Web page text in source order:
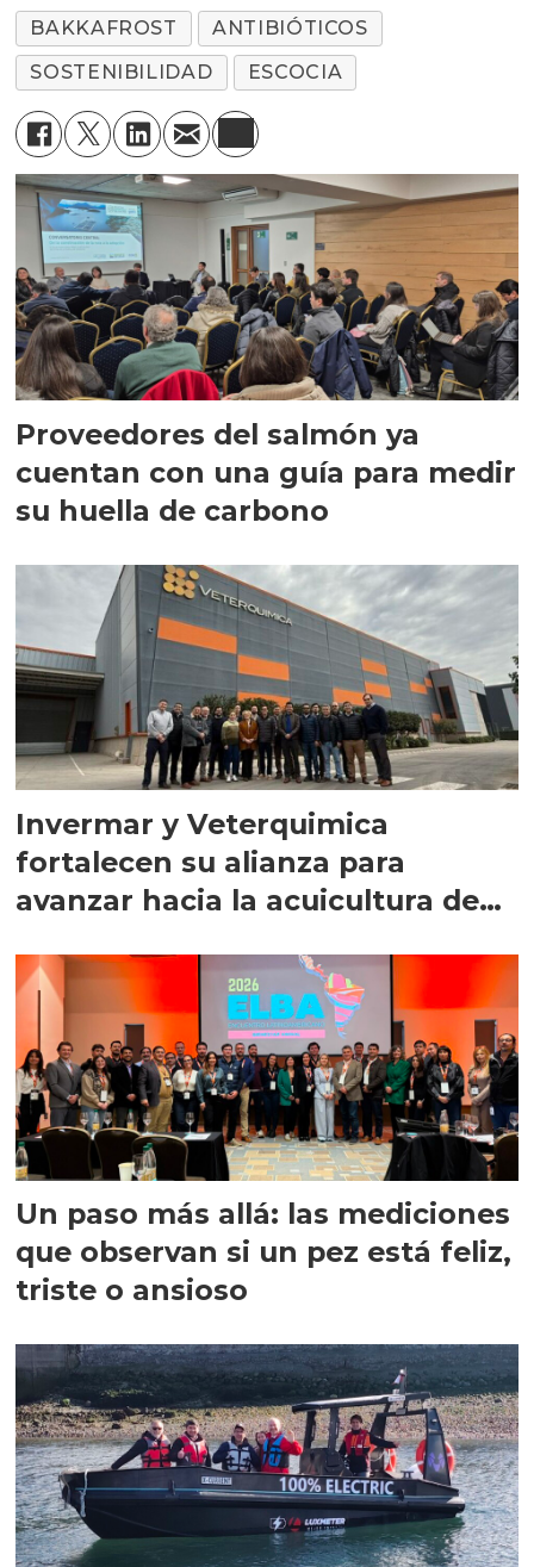
BAKKAFROST
ANTIBIÓTICOS
SOSTENIBILIDAD
ESCOCIA
Proveedores del salmón ya
cuentan con una guía para medir
su huella de carbono
Invermar y Veterquimica
fortalecen su alianza para
avanzar hacia la acuicultura de
Un paso más allá: las mediciones
que observan si un pez está feliz,
triste o ansioso